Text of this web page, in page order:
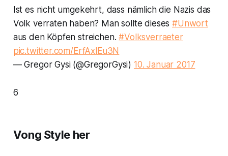
Ist es nicht umgekehrt, dass nämlich die Nazis das
Volk verraten haben? Man sollte dieses#Unwort
aus den Köpfen streichen.#Volksverraeter
pic.twitter.com/ErfAxlEu3N
— Gregor Gysi (@GregorGysi) 10. Januar 2017
6
Vong Style her